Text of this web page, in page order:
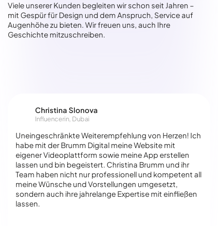
Viele unserer Kunden begleiten wir schon seit Jahren –
mit Gespür für Design und dem Anspruch, Service auf
Augenhöhe zu bieten. Wir freuen uns, auch Ihre
Geschichte mitzuschreiben.
Christina Slonova
Influencerin, Dubai
Uneingeschränkte Weiterempfehlung von Herzen! Ich
habe mit der Brumm Digital meine Website mit
eigener Videoplattform sowie meine App erstellen
lassen und bin begeistert. Christina Brumm und ihr
Team haben nicht nur professionell und kompetent all
meine Wünsche und Vorstellungen umgesetzt,
sondern auch ihre jahrelange Expertise mit einfließen
lassen.